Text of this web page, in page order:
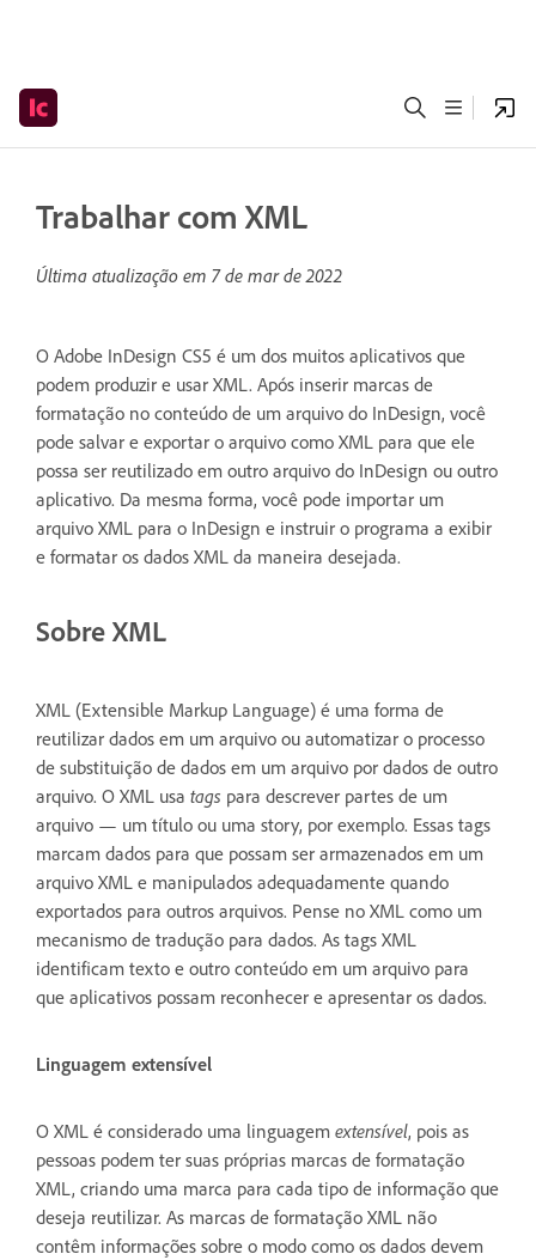
Trabalhar com XML
Última atualização em 7 de mar de 2022
O Adobe InDesign CS5 é um dos muitos aplicativos que
podem produzir e usar XML. Após inserir marcas de
formatação no conteúdo de um arquivo do InDesign, você
pode salvar e exportar o arquivo como XML para que ele
possa ser reutilizado em outro arquivo do InDesign ou outro
aplicativo. Da mesma forma, você pode importar um
arquivo XML para o InDesign e instruir o programa a exibir
e formatar os dados XML da maneira desejada.
Sobre XML
XML (Extensible Markup Language) é uma forma de
reutilizar dados em um arquivo ou automatizar o processo
de substituição de dados em um arquivo por dados de outro
arquivo. O XML usa tags para descrever partes de um
arquivo — um título ou uma story, por exemplo. Essas tags
marcam dados para que possam ser armazenados em um
arquivo XML e manipulados adequadamente quando
exportados para outros arquivos. Pense no XML como um
mecanismo de tradução para dados. As tags XML
identificam texto e outro conteúdo em um arquivo para
que aplicativos possam reconhecer e apresentar os dados.
Linguagem extensível
O XML é considerado uma linguagem extensível, pois as
pessoas podem ter suas próprias marcas de formatação
XML, criando uma marca para cada tipo de informação que
deseja reutilizar. As marcas de formatação XML não
contêm informações sobre o modo como os dados devem